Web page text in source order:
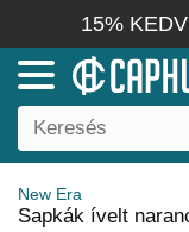
15%
New Era
Sapkák ívelt